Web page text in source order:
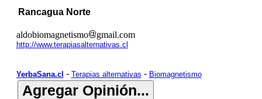
Rancagua Norte
aldobiomagnetismo gmail.com
http://www.terapiasalternativas.cl
YerbaSana.cl - Terapias alternativas - Biomagnetismo